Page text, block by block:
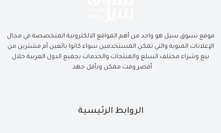
موقع تسوق سيل هو واحد من أهم المواقع الالكترونية المتخصصة في مجال
الإعلانات المبوبة والتي تمكن المستخدمين سواء كانوا بائعين أم مشترين من
بيع وشراء مختلف السلع والمنتجات والخدمات بجميع الدول العربية خلال
أقصر وقت ممكن وبأقل جهد .
الروابط الرئيسية